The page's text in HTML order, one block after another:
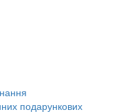
подарункових